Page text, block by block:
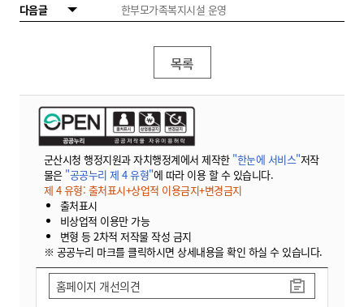
다음글
한부모가족복지시설 운영
목록
군산시청 행정지원과 자치행정계에서 제작한 "한눈에 서비스"저작
물은 "공공누리 제 4 유형"에 따라 이용 할 수 있습니다.
제 4 유형: 출처표시+상업적 이용금지+변경금지
출처표시
비상업적 이용만 가능
변형 등 2차적 저작물 작성 금지
※ 공공누리 마크를 클릭하시면 상세내용을 확인 하실 수 있습니다.
홈페이지 개선의견